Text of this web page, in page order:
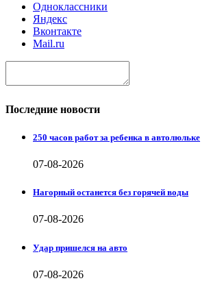
Одноклассники
Яндекс
Вконтакте
Mail.ru
Последние новости
250 часов работ за ребенка в автолюльке
07-08-2026
Нагорный останется без горячей воды
07-08-2026
Удар пришелся на авто
07-08-2026